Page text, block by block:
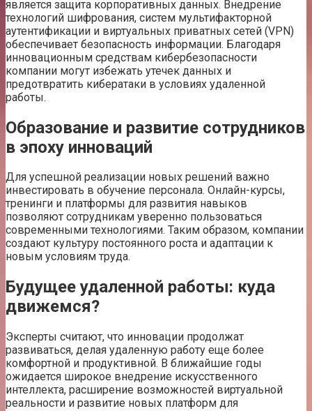
является защита корпоративных данных. Внедрение
технологий шифрования, систем мультифакторной
аутентификации и виртуальных приватных сетей (VPN)
обеспечивает безопасность информации. Благодаря
инновационным средствам кибербезопасности
компании могут избежать утечек данных и
предотвратить кибератаки в условиях удаленной
работы.
Образование и развитие сотрудников
в эпоху инноваций
Для успешной реализации новых решений важно
инвестировать в обучение персонала. Онлайн-курсы,
тренинги и платформы для развития навыков
позволяют сотрудникам уверенно пользоваться
современными технологиями. Таким образом, компании
создают культуру постоянного роста и адаптации к
новым условиям труда.
Будущее удаленной работы: куда
движемся?
Эксперты считают, что инновации продолжат
развиваться, делая удаленную работу еще более
комфортной и продуктивной. В ближайшие годы
ожидается широкое внедрение искусственного
интеллекта, расширение возможностей виртуальной
реальности и развитие новых платформ для